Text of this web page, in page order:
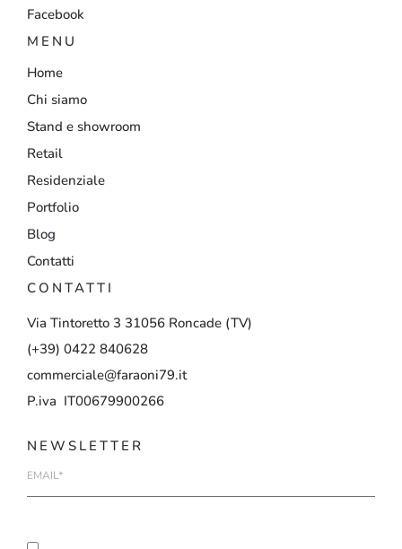
Facebook
MENU
Home
Chi siamo
Stand e showroom
Retail
Residenziale
Portfolio
Blog
Contatti
CONTATTI
Via Tintoretto 3 31056 Roncade (TV)
(+39) 0422 840628
commerciale@faraoni79.it
P.iva IT00679900266
NEWSLETTER
mail